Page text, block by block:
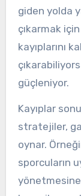
giden yolda
çıkarmak
kayıplarını
güçleniyor.
Kayıplar
stratejiler,
oynar.
sporcuların
yönetmesine